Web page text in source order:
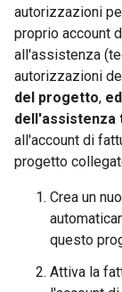
autorizzazioni
proprio account
all'assistenza
autorizzazioni
del progetto,
dell'assistenza
all'account di
progetto
Crea un
questo
Attiva la